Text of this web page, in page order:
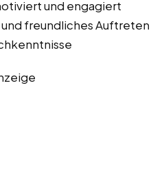
und engagiert
freundliches Auftreten